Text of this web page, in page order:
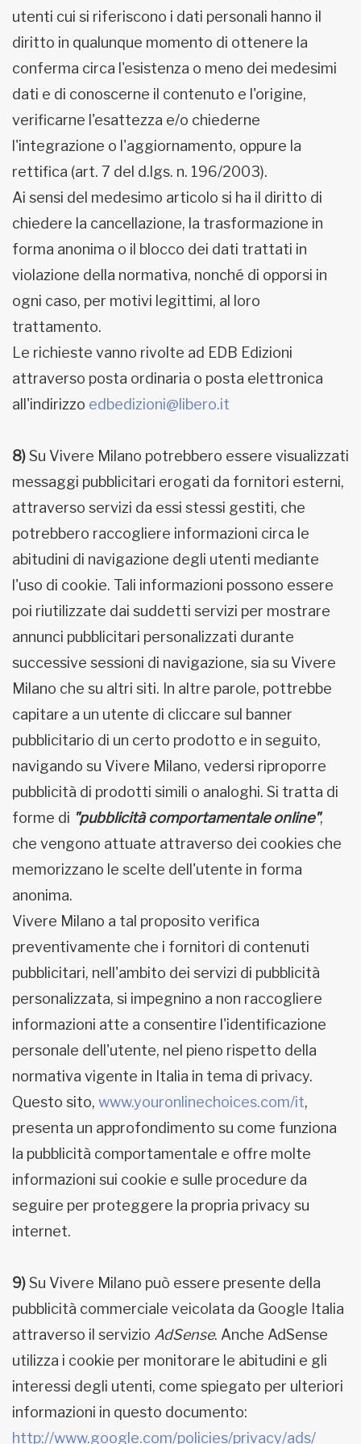
utenti cui si riferiscono i dati personali hanno il
diritto in qualunque momento di ottenere la
conferma circa l'esistenza o meno dei medesimi
dati e di conoscerne il contenuto e l'origine,
verificarne l'esattezza e/o chiederne
l'integrazione o l'aggiornamento, oppure la
rettifica (art. 7 del d.lgs. n. 196/2003).
Ai sensi del medesimo articolo si ha il diritto di
chiedere la cancellazione, la trasformazione in
forma anonima o il blocco dei dati trattati in
violazione della normativa, nonché di opporsi in
ogni caso, per motivi legittimi, al loro
trattamento.
Le richieste vanno rivolte ad EDB Edizioni
attraverso posta ordinaria o posta elettronica
all'indirizzo edbedizioni@libero.it
8)Su Vivere Milano potrebbero essere visualizzati
messaggi pubblicitari erogati da fornitori esterni,
attraverso servizi da essi stessi gestiti, che
potrebbero raccogliere informazioni circa le
abitudini di navigazione degli utenti mediante
l'uso di cookie. Tali informazioni possono essere
poi riutilizzate dai suddetti servizi per mostrare
annunci pubblicitari personalizzati durante
successive sessioni di navigazione, sia su Vivere
Milano che su altri siti. In altre parole, pottrebbe
capitare a un utente di cliccare sul banner
pubblicitario di un certo prodotto e in seguito,
navigando su Vivere Milano, vedersi riproporre
pubblicità di prodotti simili o analoghi. Si tratta di
forme di "pubblicità comportamentale online",
che vengono attuate attraverso dei cookies che
memorizzano le scelte dell'utente in forma
anonima.
Vivere Milano a tal proposito verifica
preventivamente che i fornitori di contenuti
pubblicitari, nell'ambito dei servizi di pubblicità
personalizzata, si impegnino a non raccogliere
informazioni atte a consentire l'identificazione
personale dell'utente, nel pieno rispetto della
normativa vigente in Italia in tema di privacy.
Questo sito, www.youronlinechoices.com/it,
presenta un approfondimento su come funziona
la pubblicità comportamentale e offre molte
informazioni sui cookie e sulle procedure da
seguire per proteggere la propria privacy su
internet.
9)Su Vivere Milano può essere presente della
pubblicità commerciale veicolata da Google Italia
attraverso il servizio AdSense. Anche AdSense
utilizza i cookie per monitorare le abitudini e gli
interessi degli utenti, come spiegato per ulteriori
informazioni in questo documento:
http://www.google.com/policies/privacy/ads/